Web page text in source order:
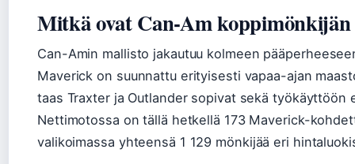
Mitkä ovat Can-Am
Can-Amin mallisto jakautuu kolmeen
Maverick on suunnattu erityisesti vapaa-ajan
taas Traxter ja Outlander sopivat sekä työkäyttöön
Nettimotossa on tällä hetkellä 173 Maverick-
valikoimassa yhteensä 1 129 mönkijää eri